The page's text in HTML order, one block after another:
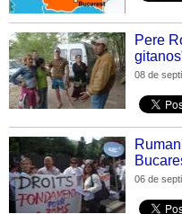
Pere
08 de
06 de